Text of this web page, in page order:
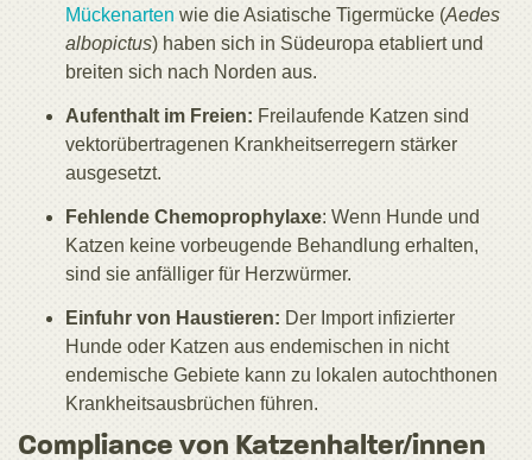
Mückenarten wie die Asiatische Tigermücke (Aedes
albopictus) haben sich in Südeuropa etabliert und
breiten sich nach Norden aus.
Aufenthalt im Freien: Freilaufende Katzen sind
vektorübertragenen Krankheitserregern stärker
ausgesetzt.
Fehlende Chemoprophylaxe: Wenn Hunde und
Katzen keine vorbeugende Behandlung erhalten,
sind sie anfälliger für Herzwürmer.
Einfuhr von Haustieren: Der Import infizierter
Hunde oder Katzen aus endemischen in nicht
endemische Gebiete kann zu lokalen autochthonen
Krankheitsausbrüchen führen.
Compliance von Katzenhalter/innen